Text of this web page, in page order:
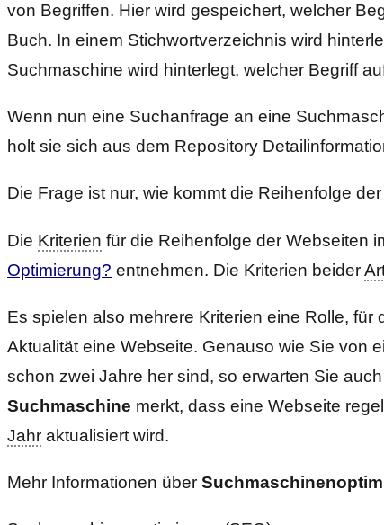
von Begriffen. Hier wird gespeichert, welcher
Buch. In einem Stichwortverzeichnis wird
Suchmaschine wird hinterlegt, welcher Begriff
Wenn nun eine Suchanfrage an eine
holt sie sich aus dem Repository
Die Frage ist nur, wie kommt die Reihenfolge
Die Kriterien für die Reihenfolge der Webseiten
Optimierung? entnehmen. Die Kriterien beider
Es spielen also mehrere Kriterien eine Rolle,
Aktualität eine Webseite. Genauso wie Sie von
schon zwei Jahre her sind, so erwarten Sie
Suchmaschine merkt, dass eine Webseite
Jahr aktualisiert wird.
Mehr Informationen über